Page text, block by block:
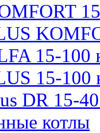
15-100
15-100
DR 15-
котлы